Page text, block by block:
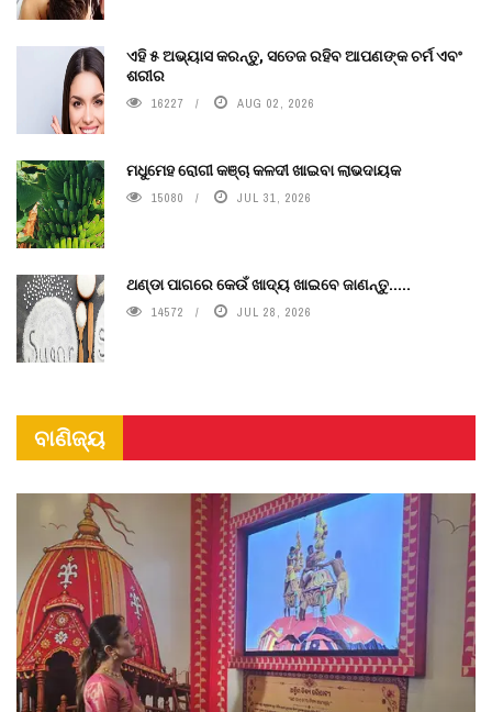
ଏହି ୫ ଅଭ୍ୟାସ କରନ୍ତୁ, ସତେଜ ରହିବ ଆପଣଙ୍କ ଚର୍ମ ଏବଂ
ଶରୀର
16227 AUG 02, 2026
ମଧୁମେହ ରୋଗୀ କଞ୍ଚା କଳଦୀ ଖାଇବା ଲାଭଦାୟକ
15080 JUL 31, 2026
ଥଣ୍ଡା ପାଗରେ କେଉଁ ଖାଦ୍ୟ ଖାଇବେ ଜାଣନ୍ତୁ.....
14572 JUL 28, 2026
ବାଣିଜ୍ୟ